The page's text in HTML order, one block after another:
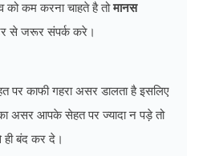
को कम करना चाहते है तोमानस
से जरूर संपर्क करे।
पर काफी गहरा असर डालता है इसलिए
असर आपके सेहत पर ज्यादा न पड़े तो
बंद कर दे।